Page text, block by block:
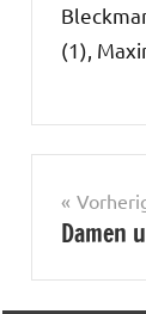
(1),
Damen